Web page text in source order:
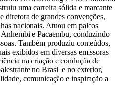
uma carreira sólida e marcante
diretora de grandes convenções,
nacionais. Atuou em palcos
e Pacaembu, conduzindo
Também produziu conteúdos,
exibidos em diversas emissoras
na criação e condução de
no Brasil e no exterior,
comunicação e inspiração a